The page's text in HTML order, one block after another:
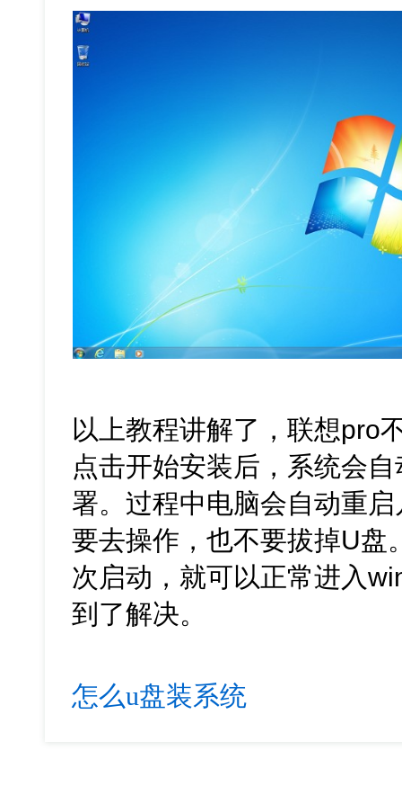
以上教程讲解了，联想pro
点击开始安装后，系统会
署。过程中电脑会自动重
要去操作，也不要拔掉U盘
次启动，就可以正常进入
到了解决。
怎么u盘装系统